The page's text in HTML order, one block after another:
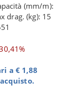
(mm/m):
drag. (kg): 15
a € 1,88